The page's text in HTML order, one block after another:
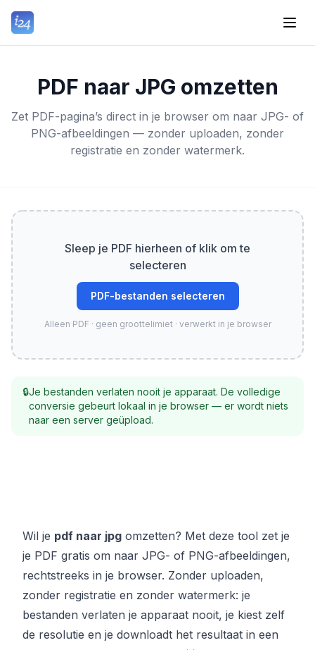
PDF naar JPG omzetten
Zet PDF-pagina’s direct in je browser om naar JPG- of
PNG-afbeeldingen — zonder uploaden, zonder
registratie en zonder watermerk.
Sleep je PDF hierheen of klik om te
selecteren
PDF-bestanden selecteren
Alleen PDF · geen groottelimiet · verwerkt in je browser
🔒Je bestanden verlaten nooit je apparaat. De volledige
conversie gebeurt lokaal in je browser — er wordt niets
naar een server geüpload.
Wil je pdf naar jpg omzetten? Met deze tool zet je
je PDF gratis om naar JPG- of PNG-afbeeldingen,
rechtstreeks in je browser. Zonder uploaden,
zonder registratie en zonder watermerk: je
bestanden verlaten je apparaat nooit, je kiest zelf
de resolutie en je downloadt het resultaat in een